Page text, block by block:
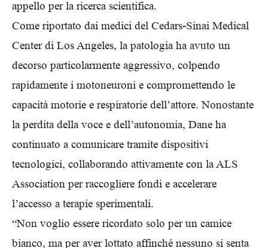
appello per la ricerca scientifica.
Come riportato dai medici del Cedars-Sinai Medical
Center di Los Angeles, la patologia ha avuto un
decorso particolarmente aggressivo, colpendo
rapidamente i motoneuroni e compromettendo le
capacità motorie e respiratorie dell’attore. Nonostante
la perdita della voce e dell’autonomia, Dane ha
continuato a comunicare tramite dispositivi
tecnologici, collaborando attivamente con la ALS
Association per raccogliere fondi e accelerare
l’accesso a terapie sperimentali.
“Non voglio essere ricordato solo per un camice
bianco, ma per aver lottato affinché nessuno si senta